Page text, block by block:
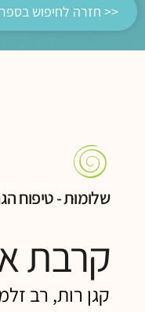
<< חזרה לחיפוש
שלומוּת - טיפוח
קרבת
קגן רות, רב